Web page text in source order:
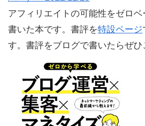
アフィリエイトの可能性をゼロ
書いた本です。書評を特設ページ
す。書評をブログで書いたらぜひ